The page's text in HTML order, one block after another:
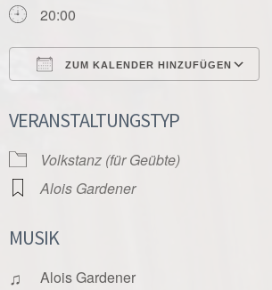
20:00
ZUM KALENDER HINZUFÜGEN
VERANSTALTUNGSTYP
Volkstanz (für Geübte)
Alois Gardener
MUSIK
♫ Alois Gardener